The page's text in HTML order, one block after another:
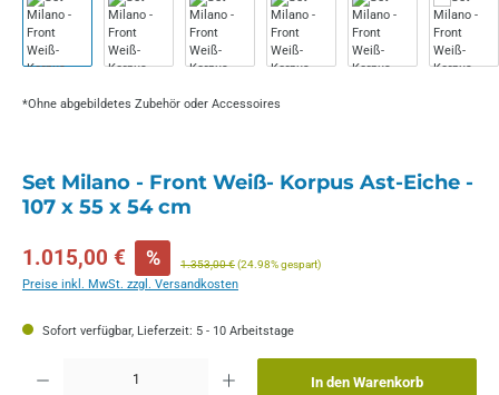
*Ohne abgebildetes Zubehör oder Accessoires
Set Milano - Front Weiß- Korpus Ast-Eiche -
107 x 55 x 54 cm
Verkaufspreis:
1.015,00 € % Regulärer Preis:
1.353,00 €(24.98% gespart)
Preise inkl. MwSt. zzgl. Versandkosten
Sofort verfügbar, Lieferzeit: 5 - 10 Arbeitstage
Produkt Anzahl: Gib den gewünschten Wert ein oder benutze die Schaltflächen um
In den Warenkorb